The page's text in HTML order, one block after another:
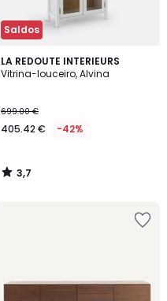
Saldos
LA REDOUTE INTERIEURS
Vitrina-louceiro, Alvina
699.00 €
405.42 € -42%
3,7
/ 5
3,7
/